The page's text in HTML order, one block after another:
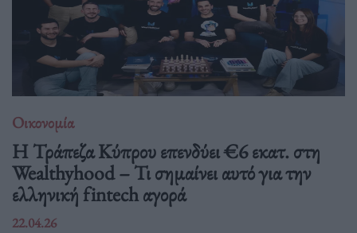
Οικονομία
Η Τράπεζα Κύπρου επενδύει €6 εκατ. στη
Wealthyhood – Τι σημαίνει αυτό για την
ελληνική fintech αγορά
22.04.26